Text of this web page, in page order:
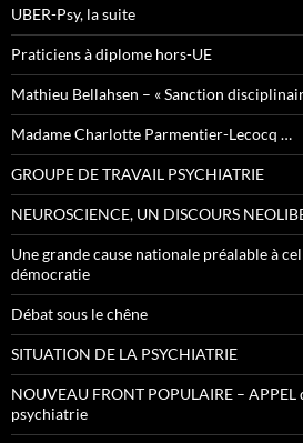
UBER-Psy, la suite
Praticiens à diplome hors-UE
Mathieu Bellahsen – « Sanction
Madame Charlotte Parmentier-Lecocq …
GROUPE DE TRAVAIL PSYCHIATRIE
NEUROSCIENCE, UN DISCOURS
Une grande cause nationale préalable à
démocratie
Débat sous le chêne
SITUATION DE LA PSYCHIATRIE
NOUVEAU FRONT POPULAIRE –
psychiatrie